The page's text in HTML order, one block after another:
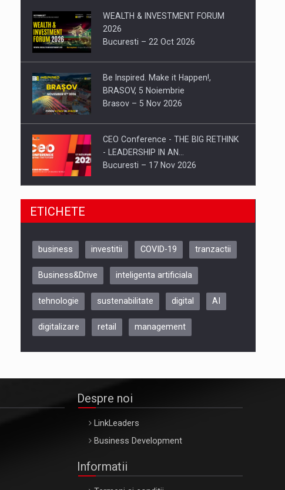
WEALTH & INVESTMENT FORUM
2026
Bucuresti – 22 Oct 2026
Be Inspired. Make it Happen!,
BRASOV, 5 Noiembrie
Brasov – 5 Nov 2026
CEO Conference - THE BIG RETHINK
- LEADERSHIP IN AN…
Bucuresti – 17 Nov 2026
Be Inspired. Make it Happen!, CLUJ, 9
ARTEMIS LETO, ORADEA, 8
Oradea – 8 Oct 2026
ETICHETE
business investitii COVID-19 tranzactii
Business&Drive inteligenta artificiala
tehnologie sustenabilitate digital AI
digitalizare retail management
Despre noi
LinkLeaders
Business Development
Informatii